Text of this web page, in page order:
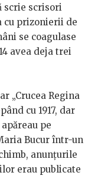
scrie scrisori
cu prizonierii de
se coagulase
avea deja trei
„Crucea Regina
cu 1917, dar
pe
Bucur într-un
anunțurile
erau publicate